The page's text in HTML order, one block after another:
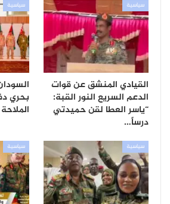
سياسية
القيادي المنشق عن قوات
الدعم السريع النور القبة:
“ياسر العطا لقن حميدتي
درساً…
سياسية
بحري
سياسية سياسية